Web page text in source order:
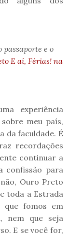
passaporte e o
E aí, Férias! na
experiência
meu país,
da faculdade. É
recordações
continuar a
confissão para
Ouro Preto
toda a Estrada
que fomos em
nem que seja
E se você for,